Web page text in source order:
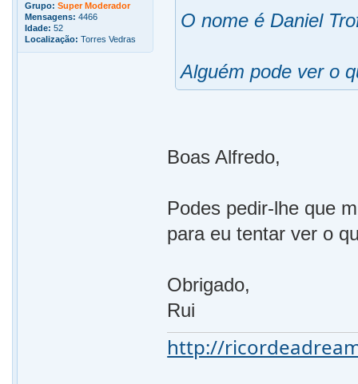
Grupo: Super Moderador
Mensagens: 4466
Idade: 52
Localização: Torres Vedras
O nome é Daniel
Alguém pode ver o
Boas Alfredo,
Podes pedir-lhe que
para eu tentar ver o
Obrigado,
Rui
http://